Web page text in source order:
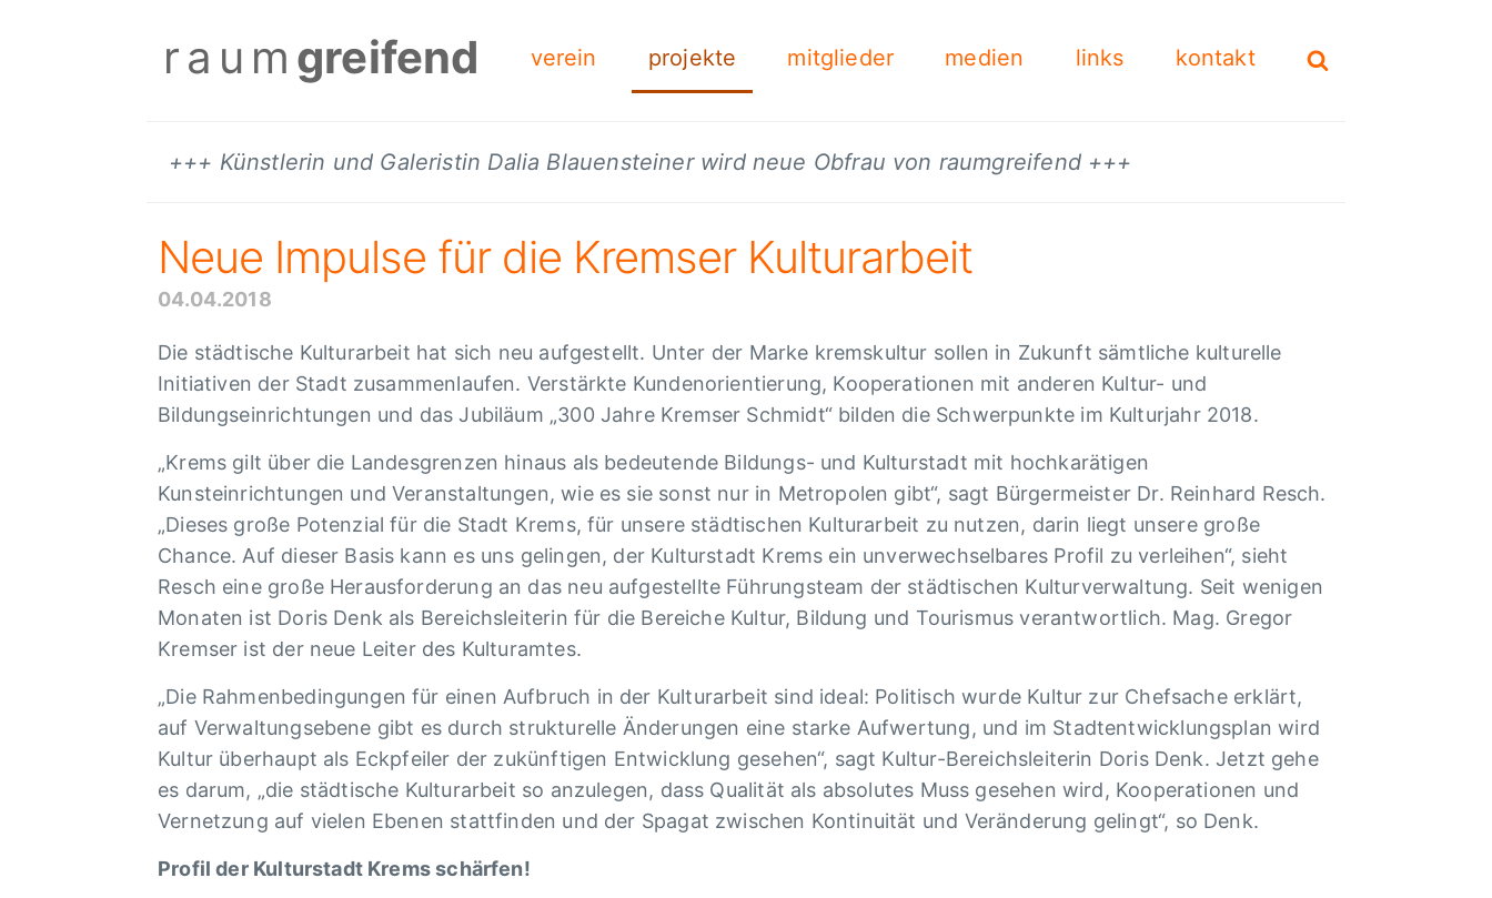
raum greifend verein projekte mitglieder medien links kontakt
+++ Künstlerin und Galeristin Dalia Blauensteiner wird neue Obfrau von raumgreifend +++
Neue Impulse für die Kremser Kulturarbeit
04.04.2018
Die städtische Kulturarbeit hat sich neu aufgestellt. Unter der Marke kremskultur sollen in Zukunft sämtliche kulturelle
Initiativen der Stadt zusammenlaufen. Verstärkte Kundenorientierung, Kooperationen mit anderen Kultur- und
Bildungseinrichtungen und das Jubiläum „300 Jahre Kremser Schmidt“ bilden die Schwerpunkte im Kulturjahr 2018.
„Krems gilt über die Landesgrenzen hinaus als bedeutende Bildungs- und Kulturstadt mit hochkarätigen
Kunsteinrichtungen und Veranstaltungen, wie es sie sonst nur in Metropolen gibt“, sagt Bürgermeister Dr. Reinhard Resch.
„Dieses große Potenzial für die Stadt Krems, für unsere städtischen Kulturarbeit zu nutzen, darin liegt unsere große
Chance. Auf dieser Basis kann es uns gelingen, der Kulturstadt Krems ein unverwechselbares Profil zu verleihen“, sieht
Resch eine große Herausforderung an das neu aufgestellte Führungsteam der städtischen Kulturverwaltung. Seit wenigen
Monaten ist Doris Denk als Bereichsleiterin für die Bereiche Kultur, Bildung und Tourismus verantwortlich. Mag. Gregor
Kremser ist der neue Leiter des Kulturamtes.
„Die Rahmenbedingungen für einen Aufbruch in der Kulturarbeit sind ideal: Politisch wurde Kultur zur Chefsache erklärt,
auf Verwaltungsebene gibt es durch strukturelle Änderungen eine starke Aufwertung, und im Stadtentwicklungsplan wird
Kultur überhaupt als Eckpfeiler der zukünftigen Entwicklung gesehen“, sagt Kultur-Bereichsleiterin Doris Denk. Jetzt gehe
es darum, „die städtische Kulturarbeit so anzulegen, dass Qualität als absolutes Muss gesehen wird, Kooperationen und
Vernetzung auf vielen Ebenen stattfinden und der Spagat zwischen Kontinuität und Veränderung gelingt“, so Denk.
Profil der Kulturstadt Krems schärfen!